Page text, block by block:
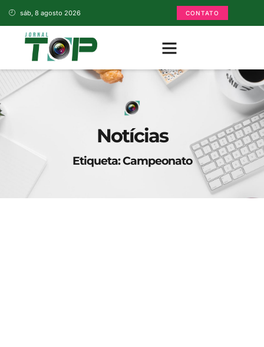
sáb, 8 agosto 2026 CONTATO
Notícias
Etiqueta: Campeonato